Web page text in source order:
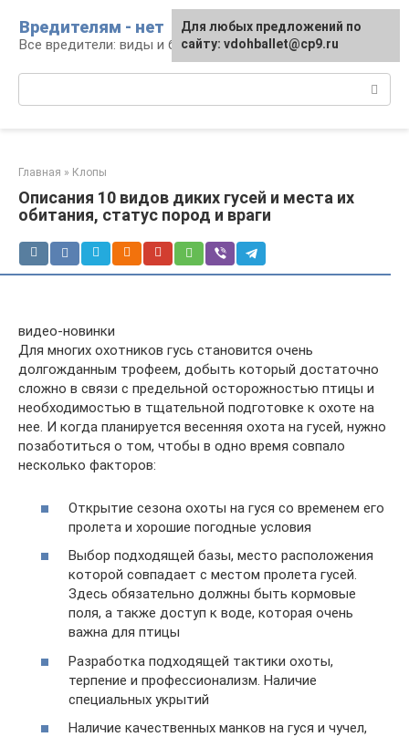
контенту
Вредителям - нет
Все вредители: виды и борьба
Главная » Клопы
Описания 10 видов диких гусей и места их
обитания, статус пород и враги
видео-новинки
Для многих охотников гусь становится очень
долгожданным трофеем, добыть который достаточно
сложно в связи с предельной осторожностью птицы и
необходимостью в тщательной подготовке к охоте на
нее. И когда планируется весенняя охота на гусей, нужно
позаботиться о том, чтобы в одно время совпало
несколько факторов:
Открытие сезона охоты на гуся со временем его
пролета и хорошие погодные условия
Выбор подходящей базы, место расположения
которой совпадает с местом пролета гусей.
Здесь обязательно должны быть кормовые
поля, а также доступ к воде, которая очень
важна для птицы
Разработка подходящей тактики охоты,
терпение и профессионализм. Наличие
специальных укрытий
Наличие качественных манков на гуся и чучел,
Для любых предложений по
сайту: vdohballet@cp9.ru